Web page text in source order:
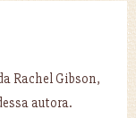
Rachel Gibson,
autora.